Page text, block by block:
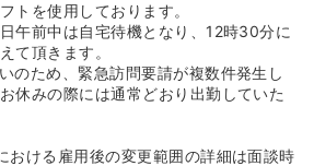
トを使用しております。
午前中は自宅待機となり、12時30分に
て頂きます。
のため、緊急訪問要請が複数件発生し
休みの際には通常どおり出勤していた
おける雇用後の変更範囲の詳細は面談時